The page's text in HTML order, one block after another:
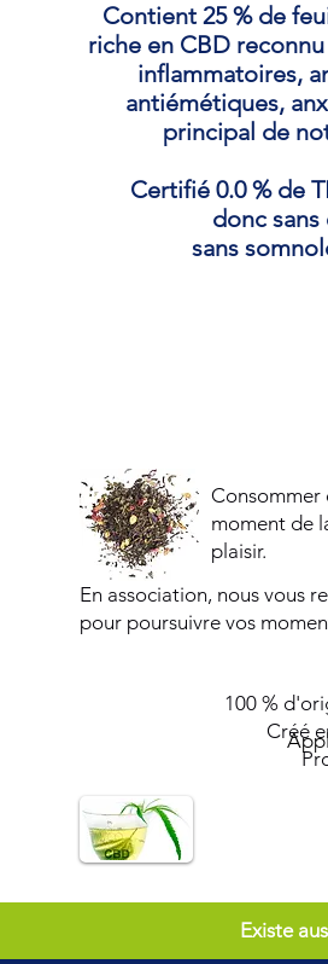
Contient 25 % de
riche en CBD
inflammatoires,
antiémétiques,
principal de
Certifié 0.0 % de
donc
sans
Consommer
moment de
plaisir.
En association, nous vous
pour poursuivre vos
100 %
Créé
Existe